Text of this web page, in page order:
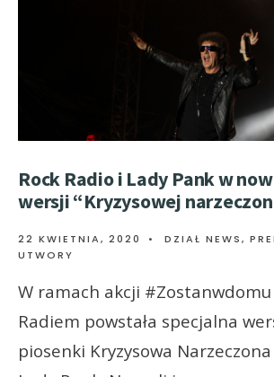
Rock Radio i Lady Pank w
wersji “Kryzysowej
22 KWIETNIA, 2020 • DZIAŁ NEWS,
UTWORY
W ramach akcji #Zostanwdomu
Radiem powstała specjalna
piosenki Kryzysowa Narzeczona